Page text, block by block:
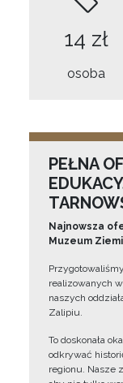
14 zł
osoba
PEŁNA
Najnowsza
Muzeum
realizowanych
naszych
Zalipiu.
To doskonała
odkrywać
regionu. Nasze